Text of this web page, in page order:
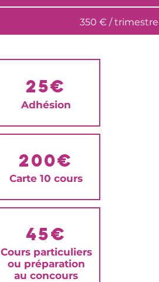
350 € / trimestre
25€
Adhésion
200€
Carte 10 cours
45€
Cours particuliers
ou préparation
au concours